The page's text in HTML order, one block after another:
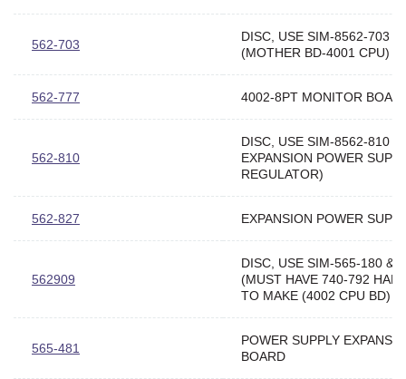
562-703
DISC, USE SIM-8562-703
(MOTHER BD-4001 CPU)
562-777 4002-8PT MONITOR
562-810
DISC, USE SIM-8562-810
EXPANSION POWER
REGULATOR)
562-827 EXPANSION POWER
562909
DISC, USE SIM-565-180 &
(MUST HAVE 740-792
TO MAKE (4002 CPU BD)
565-481
POWER SUPPLY
BOARD